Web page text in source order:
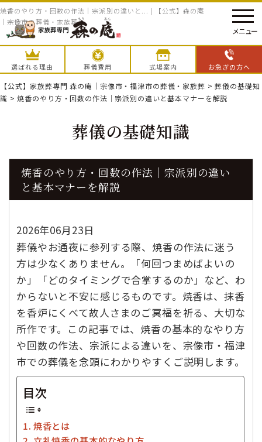
焼香のやり方・回数の作法｜宗派別の違いと... | 【公式】森の庵
｜宗像市の葬儀・家族葬
選ばれる理由 葬儀費用 式場案内 お急ぎの方へ
メニュー
【公式】家族葬専門 森の庵｜宗像市・福津市の葬儀・家族葬 >葬儀の基礎知
識 >焼香のやり方・回数の作法｜宗派別の違いと基本マナーを解説
葬儀の基礎知識
焼香のやり方・回数の作法｜宗派別の違い
と基本マナーを解説
2026年06月23日
葬儀やお通夜に参列する際、焼香の作法に迷う
方は少なくありません。「何回つまめばよいの
か」「どのタイミングで合掌するのか」など、わ
からないと不安に感じるものです。焼香は、抹香
を香炉にくべて故人さまのご冥福を祈る、大切な
所作です。この記事では、焼香の基本的なやり方
や回数の作法、宗派による違いを、宗像市・福津
市での葬儀を念頭にわかりやすくご説明します。
目次
焼香とは